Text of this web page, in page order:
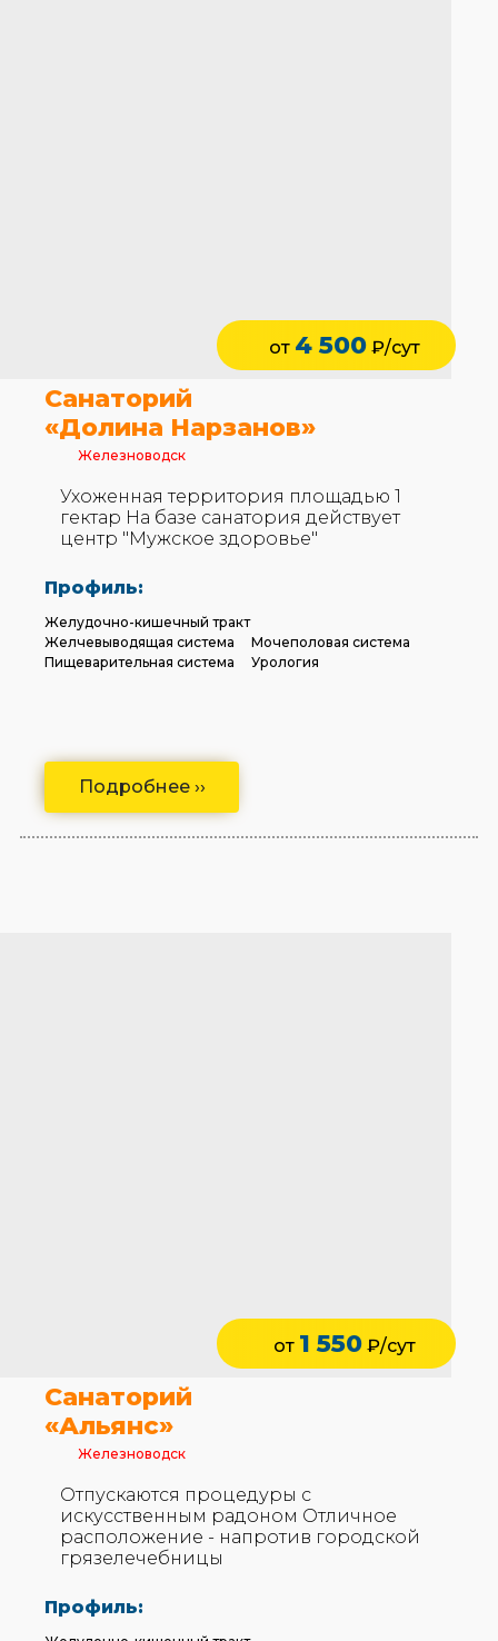
Подробнее ››
Санаторий
«Долина Нарзанов»
Железноводск
Ухоженная территория площадью 1
гектар На базе санатория действует
центр "Мужское здоровье"
Профиль:
Желудочно-кишечный тракт
Желчевыводящая система
Мочеполовая система
Пищеварительная система
Урология
от 4 500 ₽/сут
Санаторий
«Альянс»
Железноводск
Отпускаются процедуры с
искусственным радоном Отличное
расположение - напротив городской
грязелечебницы
Профиль:
от 1 550 ₽/сут